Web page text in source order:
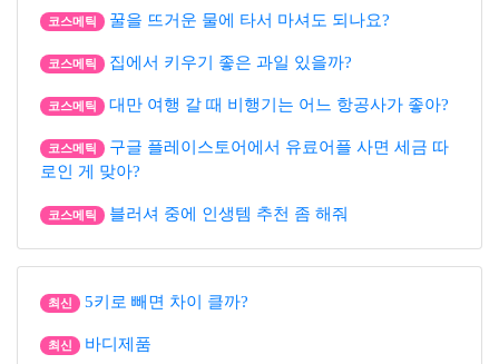
코스메틱 꿀을 뜨거운 물에 타서 마셔도 되나요?
코스메틱 집에서 키우기 좋은 과일 있을까?
코스메틱 대만 여행 갈 때 비행기는 어느 항공사가 좋아?
코스메틱
구글 플레이스토어에서 유료어플 사면 세금 따
로인 게 맞아?
코스메틱 블러셔 중에 인생템 추천 좀 해줘
최신 5키로 빼면 차이 클까?
최신 바디제품